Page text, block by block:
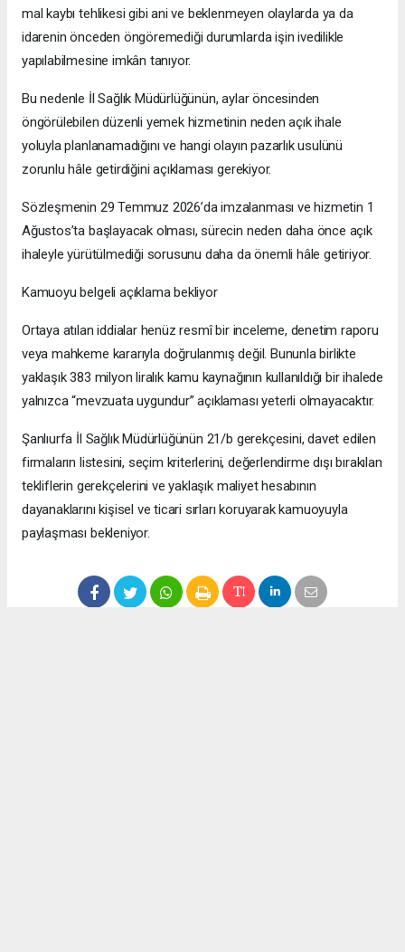
mal kaybı tehlikesi gibi ani ve beklenmeyen olaylarda ya da
idarenin önceden öngöremediği durumlarda işin ivedilikle
yapılabilmesine imkân tanıyor.
Bu nedenle İl Sağlık Müdürlüğünün, aylar öncesinden
öngörülebilen düzenli yemek hizmetinin neden açık ihale
yoluyla planlanamadığını ve hangi olayın pazarlık usulünü
zorunlu hâle getirdiğini açıklaması gerekiyor.
Sözleşmenin 29 Temmuz 2026’da imzalanması ve hizmetin 1
Ağustos’ta başlayacak olması, sürecin neden daha önce açık
ihaleyle yürütülmediği sorusunu daha da önemli hâle getiriyor.
Kamuoyu belgeli açıklama bekliyor
Ortaya atılan iddialar henüz resmî bir inceleme, denetim raporu
veya mahkeme kararıyla doğrulanmış değil. Bununla birlikte
yaklaşık 383 milyon liralık kamu kaynağının kullanıldığı bir ihalede
yalnızca “mevzuata uygundur” açıklaması yeterli olmayacaktır.
Şanlıurfa İl Sağlık Müdürlüğünün 21/b gerekçesini, davet edilen
firmaların listesini, seçim kriterlerini, değerlendirme dışı bırakılan
tekliflerin gerekçelerini ve yaklaşık maliyet hesabının
dayanaklarını kişisel ve ticari sırları koruyarak kamuoyuyla
paylaşması bekleniyor.